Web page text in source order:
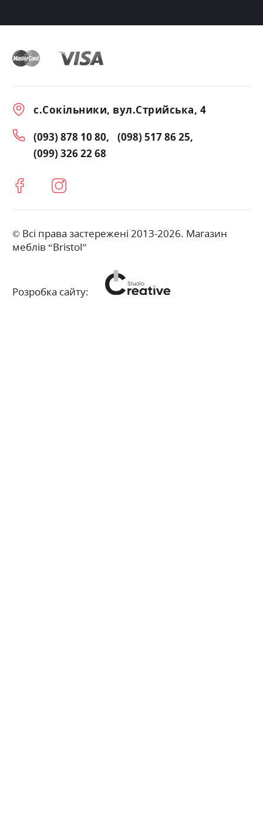
с.Сокільники, вул.Стрийська, 4
(093) 878 10 80
(098) 517 86 25
(099) 326 22 68
© Всі права застережені 2013-2026. Магазин
меблів “Bristol”
Розробка сайту: